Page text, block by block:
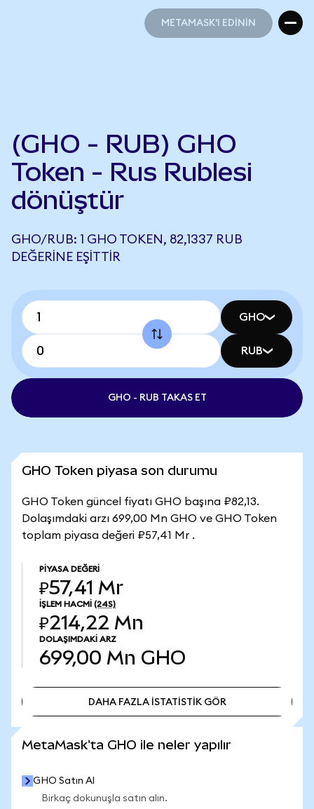
METAMASK'I EDİNİN
(GHO - RUB) GHO
Token - Rus Rublesi
dönüştür
GHO/RUB: 1 GHO TOKEN, 82,1337 RUB
DEĞERINE EŞITTIR
GHO
RUB
GHO - RUB TAKAS ET
GHO Token piyasa son durumu
GHO Token güncel fiyatı GHO başına ₽82,13.
Dolaşımdaki arzı 699,00 Mn GHO ve GHO Token
toplam piyasa değeri ₽57,41 Mr .
PIYASA DEĞERI
₽57,41 Mr
İŞLEM HACMI (24S)
₽214,22 Mn
DOLAŞIMDAKI ARZ
699,00 Mn GHO
DAHA FAZLA İSTATİSTİK GÖR
MetaMask'ta GHO ile neler yapılır
GHO Satın Al
Birkaç dokunuşla satın alın.